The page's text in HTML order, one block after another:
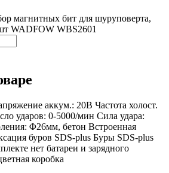
магнитных бит для шуруповерта,
WADFOW WBS2601
аккум.: 20В Частота холост.
ударов: 0-5000/мин Сила удара:
Φ26мм, бетон Встроенная
буров SDS-plus Буры SDS-plus
нет батареи и зарядного
коробка